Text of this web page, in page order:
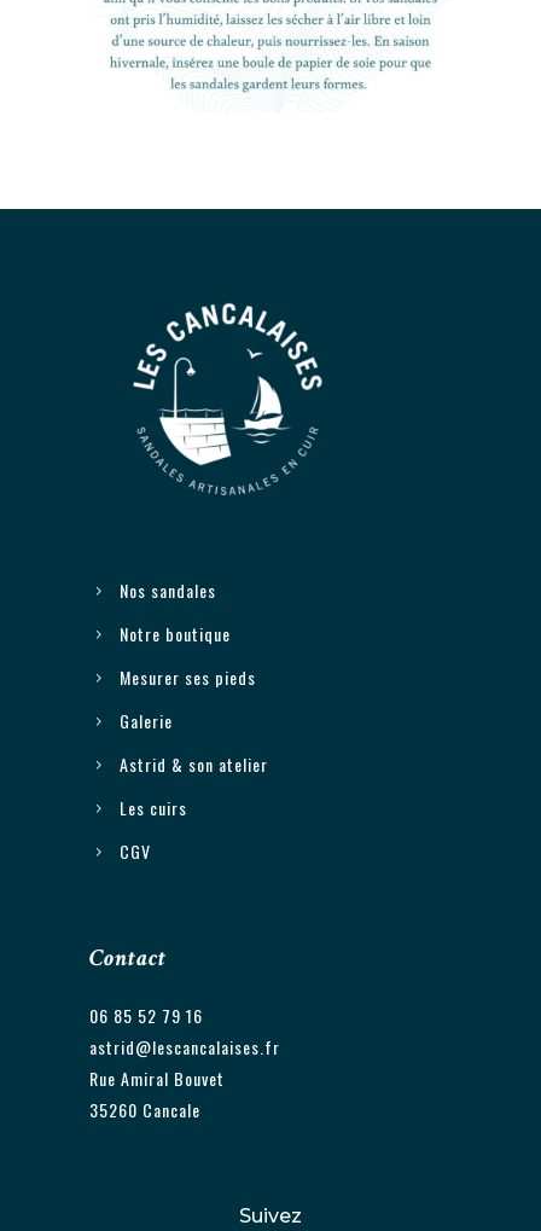
Nos sandales
Notre boutique
Mesurer ses pieds
Galerie
Astrid & son atelier
Les cuirs
CGV
Contact
06 85 52 79 16
astrid@lescancalaises.fr
Rue Amiral Bouvet
35260 Cancale
Suivez